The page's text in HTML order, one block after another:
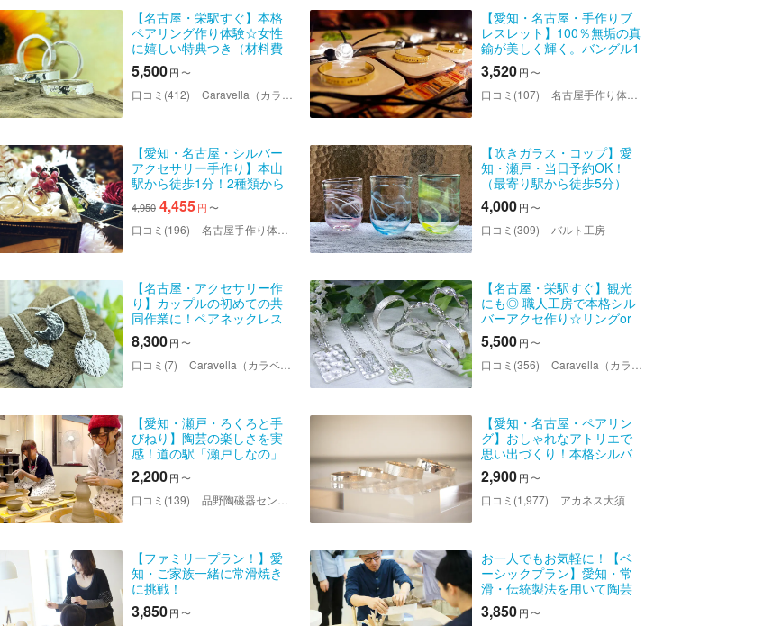
【名古屋・栄駅すぐ】本格
ペアリング作り体験☆女性
に嬉しい特典つき（材料費
込み）
5,500円 〜
口コミ(412) Caravella（カラベラ）
【愛知・名古屋・手作りブ
レスレット】100％無垢の真
鍮が美しく輝く。バングル1
点
3,520円 〜
口コミ(107) 名古屋手作り体験（ワークショップ）のLITA
【愛知・名古屋・シルバー
アクセサリー手作り】本山
駅から徒歩1分！2種類から
選べるシルバーリング作り
体験
4,950 4,455円 〜
口コミ(196) 名古屋手作り体験（ワークショップ）のLITA
【吹きガラス・コップ】愛
知・瀬戸・当日予約OK！
（最寄り駅から徒歩5分）
4,000円 〜
口コミ(309) バルト工房
【名古屋・アクセサリー作
り】カップルの初めての共
同作業に！ペアネックレス
作り
8,300円 〜
口コミ(7) Caravella（カラベラ）
【名古屋・栄駅すぐ】観光
にも◎ 職人工房で本格シル
バーアクセ作り☆リングor
ペンダント（材料費込み）
5,500円 〜
口コミ(356) Caravella（カラベラ）
【愛知・瀬戸・ろくろと手
びねり】陶芸の楽しさを実
感！道の駅「瀬戸しなの」
敷地内！ろくろも手びねり
も両方楽しめるぜいたく陶
芸体験（2時間）
2,200円 〜
口コミ(139) 品野陶磁器センター陶芸教室
【愛知・名古屋・ペアリン
グ】おしゃれなアトリエで
思い出づくり！本格シルバ
ーリング制作体験 デザイ
ン豊富でペアリングにもお
すすめ♪
2,900円 〜
口コミ(1,977) アカネス大須
【ファミリープラン！】愛
知・ご家族一緒に常滑焼き
に挑戦！
3,850円 〜
お一人でもお気軽に！【ベ
ーシックプラン】愛知・常
滑・伝統製法を用いて陶芸
作品をつくろう
3,850円 〜